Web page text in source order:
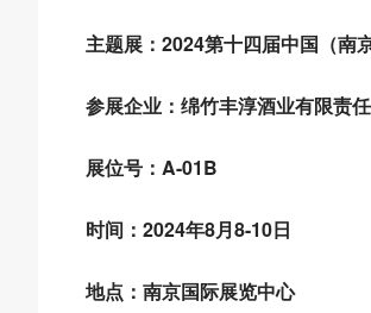
主题展：2024第十四届中国（南
参展企业：绵竹丰淳酒业有限责
展位号：A-01B
时间：2024年8月8-10日
地点：南京国际展览中心